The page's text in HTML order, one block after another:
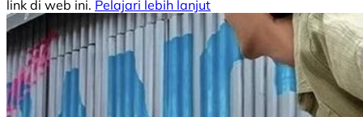
link di web ini. Pelajari lebih lanjut